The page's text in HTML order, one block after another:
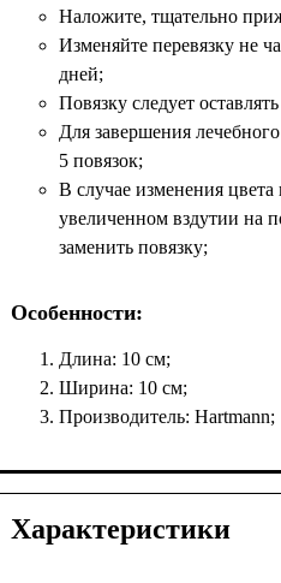
Наложите, тщательно
Изменяйте перевязку не
дней;
Повязку следует
Для завершения
5 повязок;
В случае изменения
увеличенном вздутии на
заменить повязку;
Особенности:
Длина: 10 см;
Ширина: 10 см;
Производитель: Hartmann;
Характеристики